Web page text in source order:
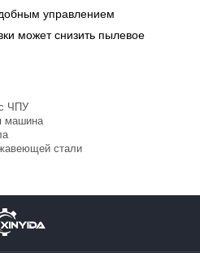
управлением
может снизить пылевое
ЧПУ
машина
стали